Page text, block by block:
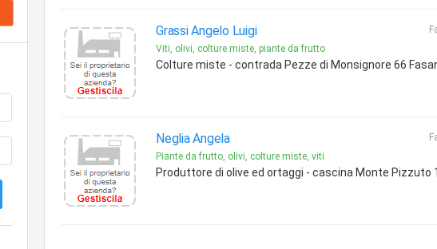
Grassi Angelo Luigi
Viti, olivi, colture miste, piante da frutto
Colture miste - contrada Pezze di Monsignore 66
Neglia Angela
Piante da frutto, olivi, colture miste, viti
Produttore di olive ed ortaggi - cascina Monte Pizzuto